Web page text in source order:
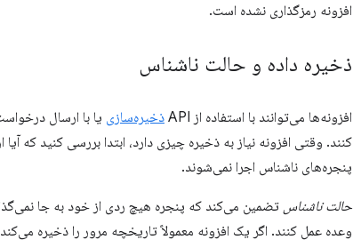
افزونه رمزگذاری نشده است.
ذخیره داده و حالت ناشناس
افزونه‌ها می‌توانند با استفاده از API ذخیره‌سازی یا با ارسال
کنند. وقتی افزونه نیاز به ذخیره چیزی دارد، ابتدا بررسی کنید
پنجره‌های ناشناس اجرا نمی‌شوند.
حالت ناشناس تضمین می‌کند که پنجره هیچ ردی از خود به جا
وعده عمل کنند. اگر یک افزونه معمولاً تاریخچه مرور را ذخیره